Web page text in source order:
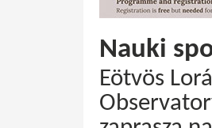
Nauki
Eötvös